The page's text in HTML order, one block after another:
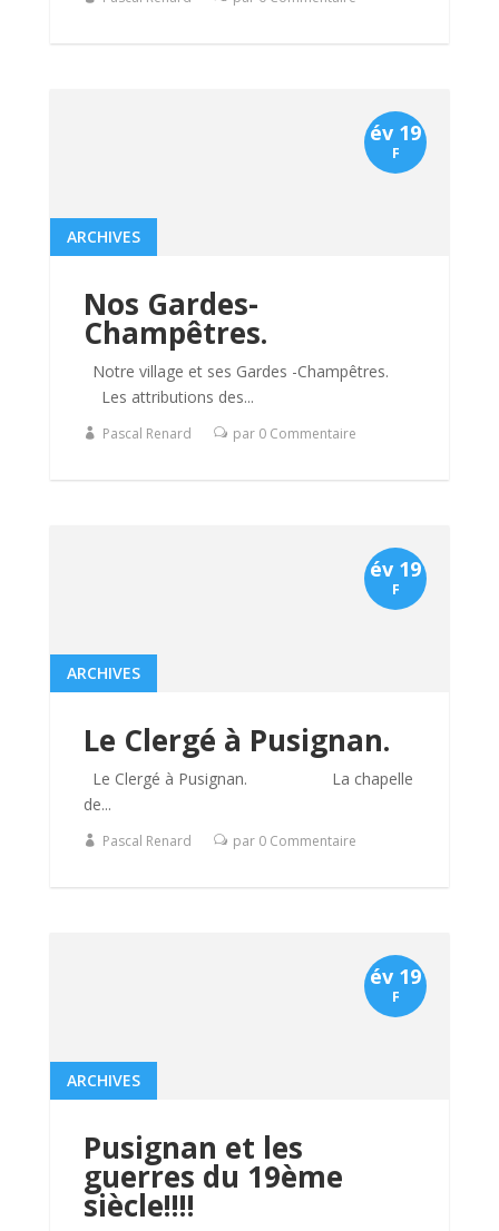
Nos Gardes-
Champêtres.
ARCHIVES
Notre village et ses Gardes -Champêtres.
Les attributions des...
Pascal Renard par 0 Commentaire
év 19
F
Le Clergé à Pusignan.
ARCHIVES
Le Clergé à Pusignan. La chapelle
de...
Pascal Renard par 0 Commentaire
év 19
F
Pusignan et les
guerres du 19ème
siècle!!!!
ARCHIVES
év 19
F